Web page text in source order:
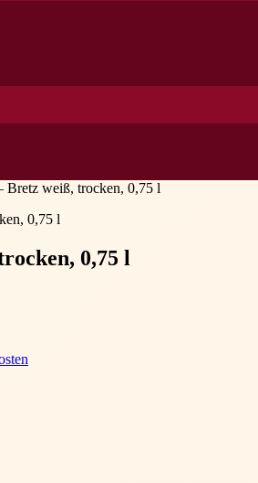
Bretz weiß, trocken, 0,75 l
0,75 l